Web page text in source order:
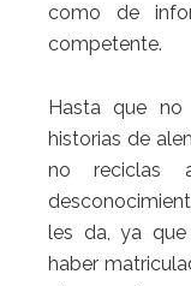
como de
competente.
Hasta que
historias de
no reciclas
les da, ya
haber